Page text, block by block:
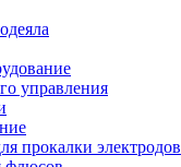
управления
прокалки электродов